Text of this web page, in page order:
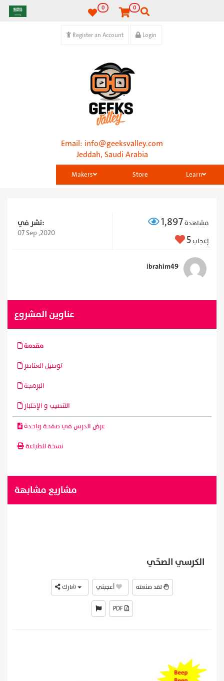
Login
Register an Account
Email: info@geeksvalley.com
Jeddah, Saudi Arabia
Learn
Store
Makers
0 0
1,897مشاهدة
5إعجاب
نشر في:
07 Sep ,2020
ibrahim49
عناوين المشروع
مقدمة
توصيل العناصر
البرمجة
التنصيب و الإختبار
عرض الدرس في صفحة واحدة
نسخة للطباعة
مشاريع مشابهة
الكرسي الصحّي
PDF